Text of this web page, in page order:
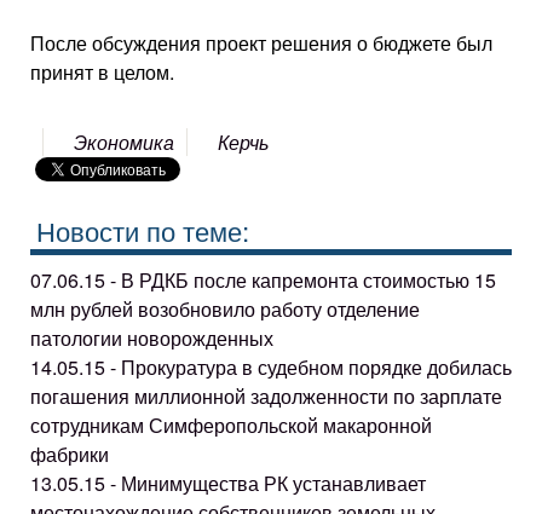
После обсуждения проект решения о бюджете был
принят в целом.
Экономика Керчь
Новости по теме:
07.06.15 - В РДКБ после капремонта стоимостью 15
млн рублей возобновило работу отделение
патологии новорожденных
14.05.15 - Прокуратура в судебном порядке добилась
погашения миллионной задолженности по зарплате
сотрудникам Симферопольской макаронной
фабрики
13.05.15 - Минимущества РК устанавливает